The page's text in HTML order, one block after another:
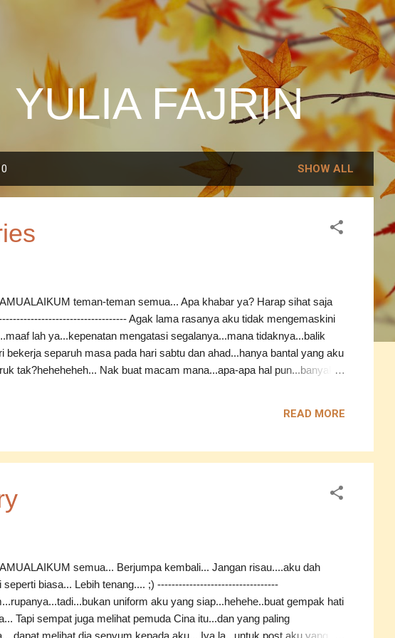
Skip to main content
YULIA FAJRIN
SHOW ALL
teman-teman semua... Apa khabar ya? Harap sihat saja
Agak lama rasanya aku tidak mengemaskini
lah ya...kepenatan mengatasi segalanya...mana tidaknya...balik
bekerja separuh masa pada hari sabtu dan ahad...hanya bantal yang aku
tak?heheheheh... Nak buat macam mana...apa-apa hal pun...banyak
komputer riba ini...jadi...terpaksalah beralah sedikit...nak jadi kakak
yang ada pada nama ya?sehinggakan mampu membuat aku
pula tu...heheheh... Ceritanya begini...Sabtu lepas...apabila aku
separuh masa....ada seorang pelanggan yang bergelar i...
READ MORE
semua... Berjumpa kembali... Jangan risau....aku dah
seperti biasa... Lebih tenang.... ;) ----------------------------------
uniform aku yang siap...hehehe..buat gempak hati
Tapi sempat juga melihat pemuda Cina itu...dan yang paling
melihat dia senyum kepada aku... Iya la...untuk post aku yang